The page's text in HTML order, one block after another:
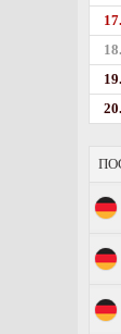
17.
18.
19.
20.